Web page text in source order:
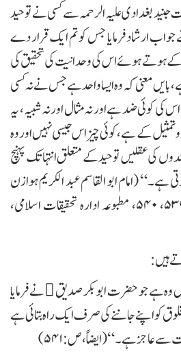
بغدادی علیہ الرحمہ سے کسی نے توحید
ارشاد فرمایا جس کو تم ایک قرار دے
ہوئے اس کی وحدانیت کی تحقیق کی
بایں معنی کہ وہ ایسا واحد ہے جس نے نہ کسی
کی کوئی ضد ہے اور نہ مثال اور نہ شبیہ ، یہ
کے ہے، کوئی چیز اس جیسی نہیں اور وہ
عقلیں توحید کے متعلق انتہاتک پہنچ
ہے۔“ (امام ابو القاسم عبد الکریم ہوازن
قشیری، رسالہ قشیریہ، ص:۵۳۹، ۵۴۰، مطبوعہ ادارہ تحقیقات اسلامی،
ہیں:
ہے جو حضرت ابوبکر صدیق ﷛نے فرمایا
اپنے جاننے کی صرف ایک راہ بتائی ہے
سے عاجز ہے۔“(ایضاً، ص:۵۴۱)